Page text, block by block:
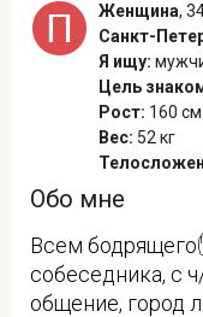
Женщина,
Санкт-
Я ищу:
Цель
Рост: 160 см
Вес: 52 кг
Обо мне
Всем
собеседника, с
общение, город